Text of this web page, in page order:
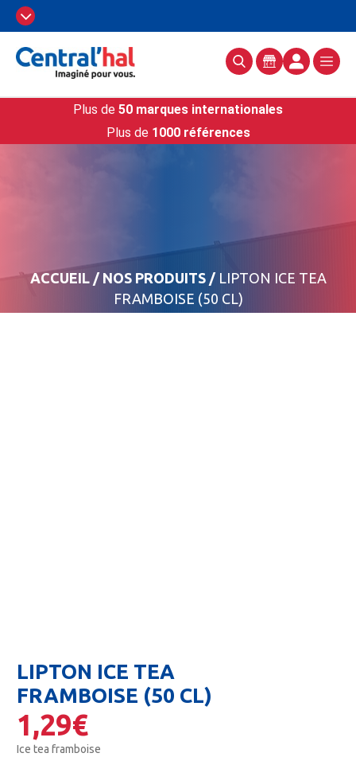
Plus de 50 marques internationales
Plus de 1000 références
ACCUEIL/ NOS PRODUITS/ LIPTON ICE TEA
FRAMBOISE (50 CL)
LIPTON ICE TEA
FRAMBOISE (50 CL)
1,29€
Ice tea framboise